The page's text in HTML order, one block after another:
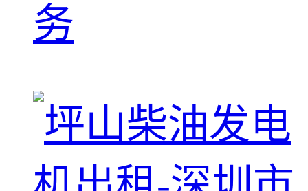
务